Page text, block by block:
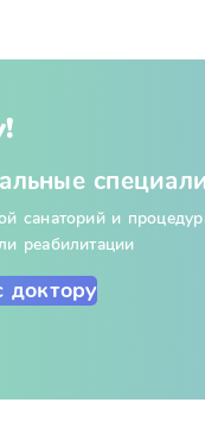
санаторий и
реабилитации
доктору